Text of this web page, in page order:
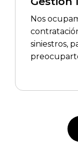
Nos
siniestros,